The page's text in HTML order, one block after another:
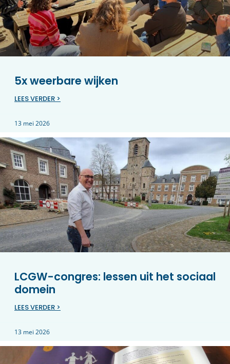
5x weerbare wijken
LEES VERDER >
13 mei 2026
LCGW-congres: lessen uit het sociaal
domein
LEES VERDER >
13 mei 2026